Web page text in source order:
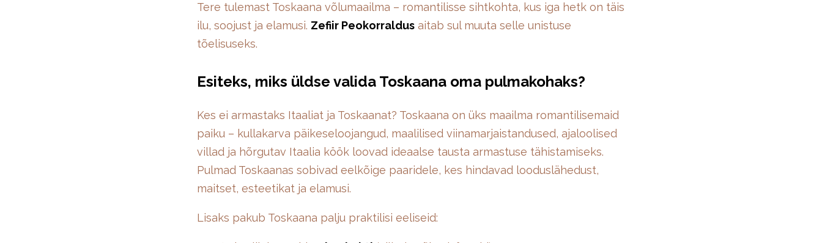
Tere tulemast Toskaana võlumaailma – romantilisse sihtkohta, kus iga hetk on täis
ilu, soojust ja elamusi. Zefiir Peokorraldus aitab sul muuta selle unistuse
tõelisuseks.
Esiteks, miks üldse valida Toskaana oma pulmakohaks?
Kes ei armastaks Itaaliat ja Toskaanat? Toskaana on üks maailma romantilisemaid
paiku – kullakarva päikeseloojangud, maalilised viinamarjaistandused, ajaloolised
villad ja hõrgutav Itaalia köök loovad ideaalse tausta armastuse tähistamiseks.
Pulmad Toskaanas sobivad eelkõige paaridele, kes hindavad looduslähedust,
maitset, esteetikat ja elamusi.
Lisaks pakub Toskaana palju praktilisi eeliseid: